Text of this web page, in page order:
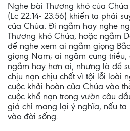
Nghe bài Thương khó của
(Lc 22:14- 23:56) khiến ta phải
của Chúa. Ði ngắm hay nghe
Thương khó Chúa, hoặc ngắm
để nghe xem ai ngắm giọng
giọng Nam; ai ngâm cung
ngắm hay hơn ai, nhưng là để
chịu nạn chịu chết vì tội lỗi loài
cuộc khải hoàn của Chúa vào
cuộc khổ nạn trong vườn câu
giá chỉ mang lại ý nghĩa, nếu
vào đời sống.